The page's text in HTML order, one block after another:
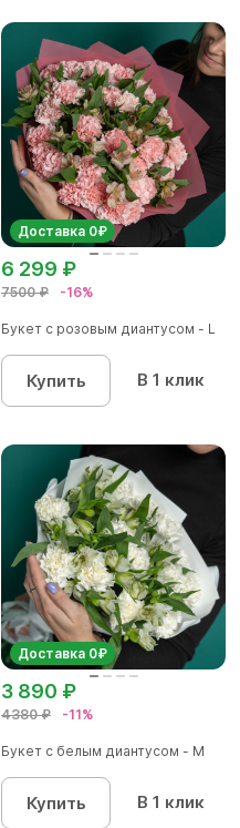
Доставка 0₽
7500 ₽ -16%
6 299 ₽
Букет с розовым диантусом - L
Купить В 1 клик
Доставка 0₽
4380 ₽ -11%
3 890 ₽
Букет с белым диантусом - M
Купить В 1 клик